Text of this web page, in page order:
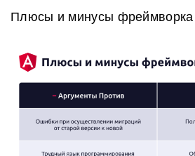
Плюсы и минусы фреймворка